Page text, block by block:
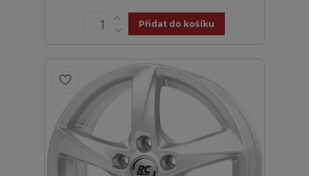
Přidat do košíku